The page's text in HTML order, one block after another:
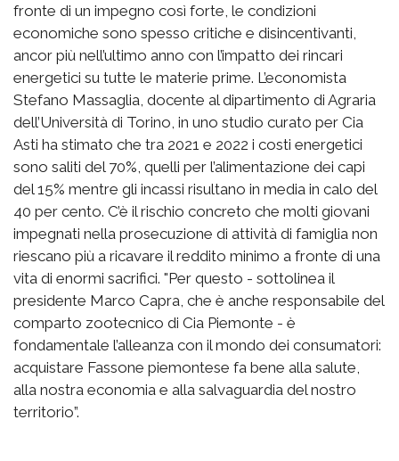
fronte di un impegno così forte, le condizioni
economiche sono spesso critiche e disincentivanti,
ancor più nell’ultimo anno con l’impatto dei rincari
energetici su tutte le materie prime. L’economista
Stefano Massaglia, docente al dipartimento di Agraria
dell’Università di Torino, in uno studio curato per Cia
Asti ha stimato che tra 2021 e 2022 i costi energetici
sono saliti del 70%, quelli per l’alimentazione dei capi
del 15% mentre gli incassi risultano in media in calo del
40 per cento. C’è il rischio concreto che molti giovani
impegnati nella prosecuzione di attività di famiglia non
riescano più a ricavare il reddito minimo a fronte di una
vita di enormi sacrifici. "Per questo - sottolinea il
presidente Marco Capra, che è anche responsabile del
comparto zootecnico di Cia Piemonte - è
fondamentale l’alleanza con il mondo dei consumatori:
acquistare Fassone piemontese fa bene alla salute,
alla nostra economia e alla salvaguardia del nostro
territorio”.